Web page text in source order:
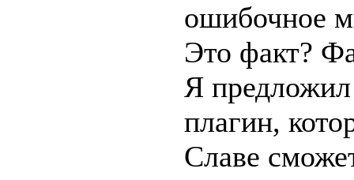
ошибочное
Это факт?
Я предложил
плагин,
Славе